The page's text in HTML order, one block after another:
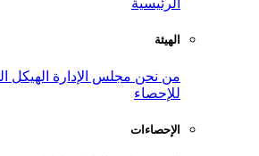
الرئيسية
الهيئة
من نحن مجلس الإدارة الهيكل
للإحصاء
الإحصاءات